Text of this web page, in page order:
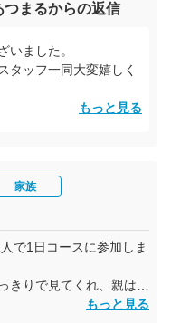
まるからの返信
いました。
タッフ一同大変嬉しく
もっと見る
家族
で1日コースに参加しま
きりで見てくれ、親は好
も優しく、安心して預け
もっと見る